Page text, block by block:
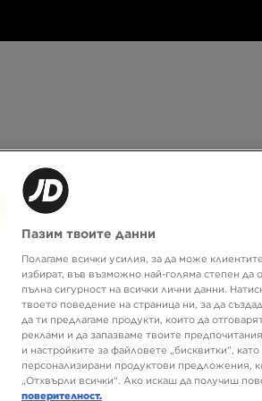
Мъжки
Пол
Пазим твоите данни
Полагаме всички усилия, за да може
избират, във възможно най-голяма степен да
пълна сигурност на всички лични данни.
твоето поведение на страница ни, за да
да ти предлагаме продукти, които да
реклами и да запазваме твоите
и настройките за файловете „бисквитки“,
персонализирани продуктови предложения,
„Отхвърли всички“. Ако искаш да получиш
поверителност.